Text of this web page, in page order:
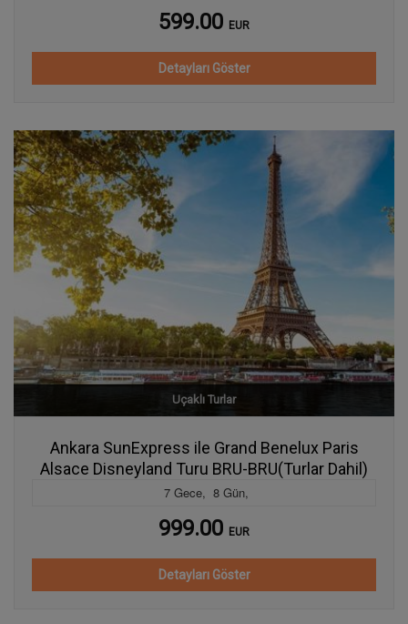
599.00 EUR
Detayları Göster
Uçaklı Turlar
Ankara SunExpress ile Grand Benelux Paris
Alsace Disneyland Turu BRU-BRU(Turlar Dahil)
7 Gece, 8 Gün,
999.00 EUR
Detayları Göster